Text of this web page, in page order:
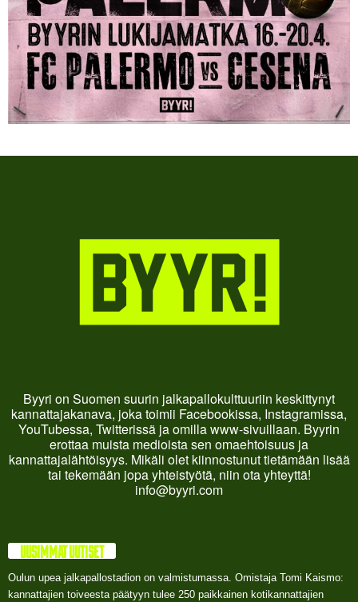
Byyri on Suomen suurin jalkapallokulttuuriin keskittynyt
kannattajakanava, joka toimii Facebookissa, Instagramissa,
YouTubessa, Twitterissä ja omilla www-sivuillaan. Byyrin
erottaa muista medioista sen omaehtoisuus ja
kannattajalähtöisyys. Mikäli olet kiinnostunut tietämään lisää
tai tekemään jopa yhteistyötä, niin ota yhteyttä!
info@byyri.com
UUSIMMAT UUTISET
Oulun upea jalkapallostadion on valmistumassa. Omistaja Tomi Kaismo:
kannattajien toiveesta päätyyn tulee 250 paikkainen kotikannattajien